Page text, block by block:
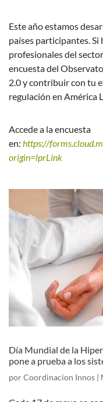
Este año estamos
países participantes.
profesionales del
encuesta del
2.0 y contribuir con tu
regulación en América
Accede a la encuesta
en: https://
origin=lprLink
Día Mundial de la
pone a prueba a los
porCoordinacion Innos |